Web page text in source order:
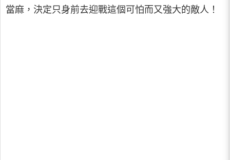
當麻，決定只身前去迎戰這個可怕而又強大的敵人！